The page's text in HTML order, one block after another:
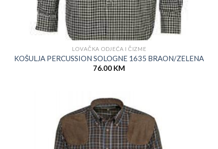
LOVAČKA ODJEĆA I ČIZME
KOŠULJA PERCUSSION SOLOGNE 1635 BRAON/ZELENA
76.00 KM